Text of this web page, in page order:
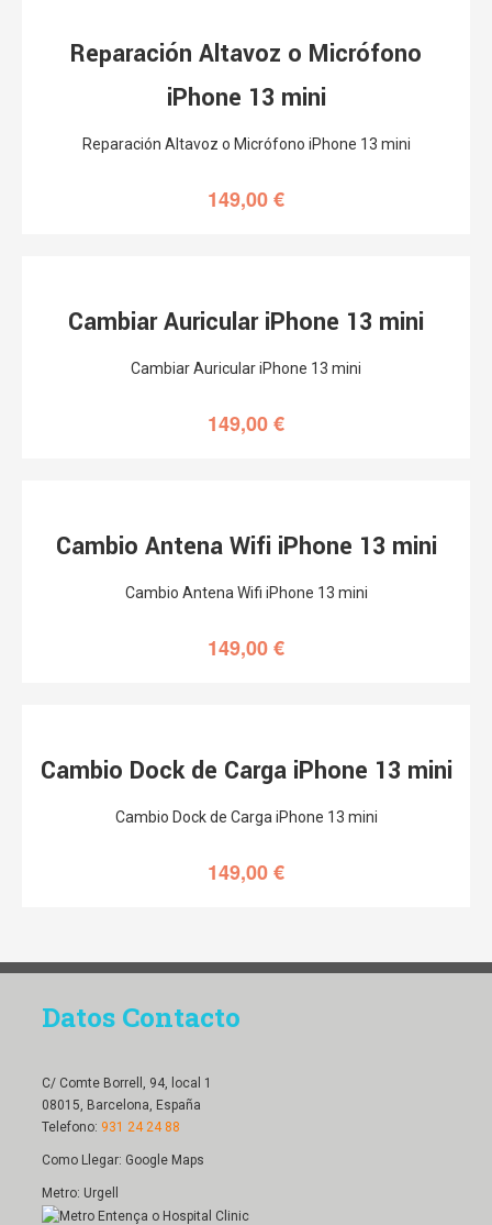
Reparación Altavoz o Micrófono
iPhone 13 mini
Reparación Altavoz o Micrófono iPhone 13 mini
149,00€
Cambiar Auricular iPhone 13 mini
Cambiar Auricular iPhone 13 mini
149,00€
Cambio Antena Wifi iPhone 13 mini
Cambio Antena Wifi iPhone 13 mini
149,00€
Cambio Dock de Carga iPhone 13 mini
Cambio Dock de Carga iPhone 13 mini
149,00€
Datos Contacto
C/ Comte Borrell, 94, local 1
08015, Barcelona, España
Telefono: 931 24 24 88
Como Llegar: Google Maps
Metro: Urgell